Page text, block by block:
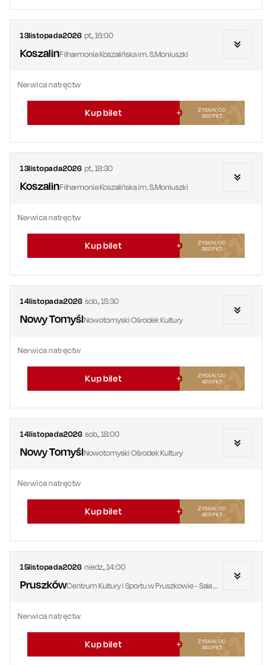
13listopada2026 pt.,16:00
KoszalinFilharmonia Koszalińska im. S.Moniuszki
Nerwica natręctw
Kup bilet
ZYSKAJ OD
360PKT
13listopada2026 pt.,18:30
KoszalinFilharmonia Koszalińska im. S.Moniuszki
Nerwica natręctw
Kup bilet
ZYSKAJ OD
360PKT
14listopada2026 sob.,15:30
Nowy TomyślNowotomyski Ośrodek Kultury
Nerwica natręctw
Kup bilet
ZYSKAJ OD
420PKT
14listopada2026 sob.,18:00
Nowy TomyślNowotomyski Ośrodek Kultury
Nerwica natręctw
Kup bilet
ZYSKAJ OD
420PKT
15listopada2026 niedz.,14:00
Pruszków Centrum Kultury i Sportu w Pruszkowie - Sala Widowiskowa
Nerwica natręctw
Kup bilet
ZYSKAJ OD
360PKT